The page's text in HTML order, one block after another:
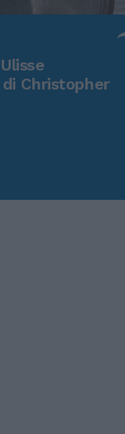
Christopher